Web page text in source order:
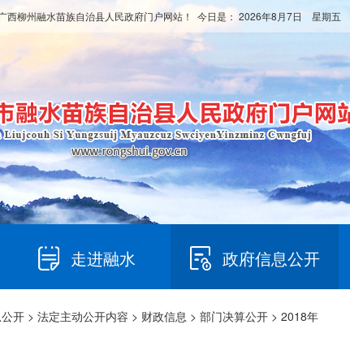
西柳州融水苗族自治县人民政府门户网站！ 今日是： 2026年8月7日 星期五
走进融水 政府信息公开
开 > 法定主动公开内容 > 财政信息 > 部门决算公开 > 2018年